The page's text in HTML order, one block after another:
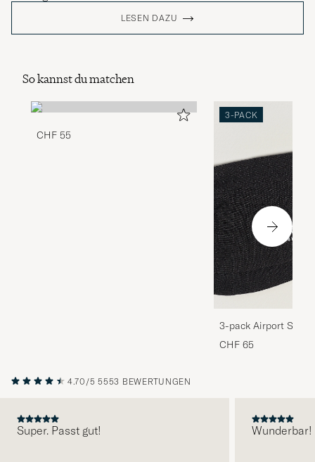
LESEN DAZU
So kannst du matchen
CHF 55
3-PACK
3-pack Airport
Melange
CHF 65
4.70/5 5553 BEWERTUNGEN
Super. Passt gut! Wunderbar!